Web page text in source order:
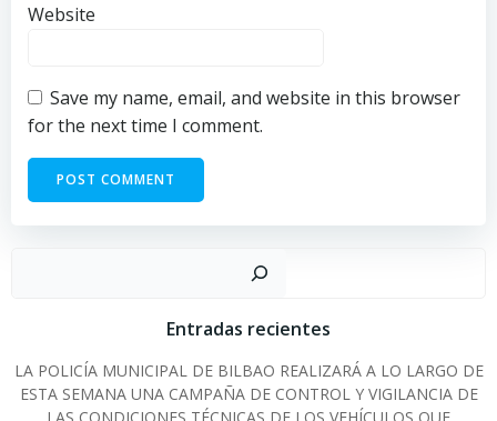
Website
Save my name, email, and website in this browser
for the next time I comment.
Entradas recientes
LA POLICÍA MUNICIPAL DE BILBAO REALIZARÁ A LO LARGO DE
ESTA SEMANA UNA CAMPAÑA DE CONTROL Y VIGILANCIA DE